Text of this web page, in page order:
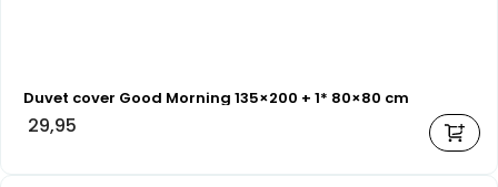
Duvet cover Good Morning 135×200 + 1* 80×80 cm
29,95